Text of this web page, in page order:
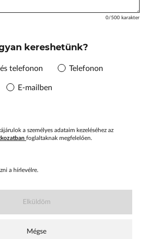
0/500 karakter
kereshetünk?
telefonon Telefonon
E-mailben
a személyes adataim kezeléséhez az
foglaltaknak megfelelően.
a hírlevélre.
Mégse
Elküldöm